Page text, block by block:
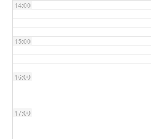
14:00
15:00
16:00
17:00